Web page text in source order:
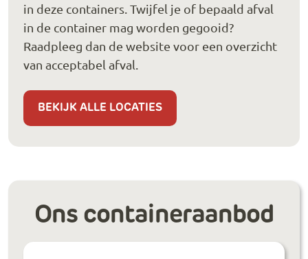
in deze containers. Twijfel je of bepaald afval
in de container mag worden gegooid?
Raadpleeg dan de website voor een overzicht
van acceptabel afval.
BEKIJK ALLE LOCATIES
Ons containeraanbod